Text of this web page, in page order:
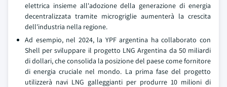
elettrica insieme all'adozione della generazione di energia
decentralizzata tramite microgriglie aumenterà la crescita
dell'industria nella regione.
Ad esempio, nel 2024, la YPF argentina ha collaborato con
Shell per sviluppare il progetto LNG Argentina da 50 miliardi
di dollari, che consolida la posizione del paese come fornitore
di energia cruciale nel mondo. La prima fase del progetto
utilizzerà navi LNG galleggianti per produrre 10 milioni di